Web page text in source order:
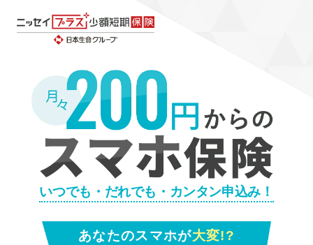
いつでも・だれでも・カンタン申込み！
あなたのスマホが大変!?